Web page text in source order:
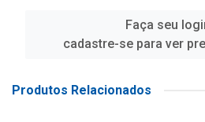
Faça seu
cadastre-se para ver
Produtos Relacionados